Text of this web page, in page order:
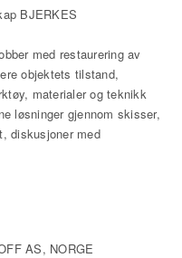
BJERKES
med restaurering av
objektets tilstand,
materialer og teknikk
løsninger gjennom skisser,
diskusjoner med
AS, NORGE